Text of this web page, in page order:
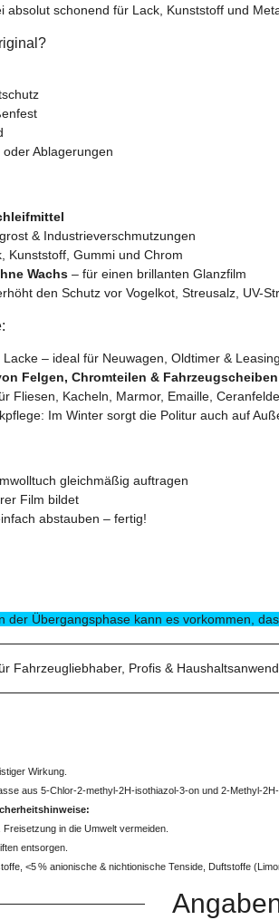
absolut schonend für Lack, Kunststoff und
Ablagerungen
& Industrieverschmutzungen
Kunststoff, Gummi und Chrom
Wachs – für einen brillanten Glanzfilm
den Schutz vor Vogelkot, Streusalz, UV-
– ideal für Neuwagen, Oldtimer &
Felgen, Chromteilen & Fahrzeugscheiben
Fliesen, Kacheln, Marmor, Emaille,
Im Winter sorgt die Politur auch auf
gleichmäßig auftragen
Film bildet
abstauben – fertig!
der Übergangsphase kann es vorkommen,
Fahrzeugliebhaber, Profis &
Wirkung.
aus 5-Chlor-2-methyl-2H-isothiazol-3-on und 2-Methyl-
in die Umwelt vermeiden.
entsorgen.
<5 % anionische & nichtionische Tenside, Duftstoffe